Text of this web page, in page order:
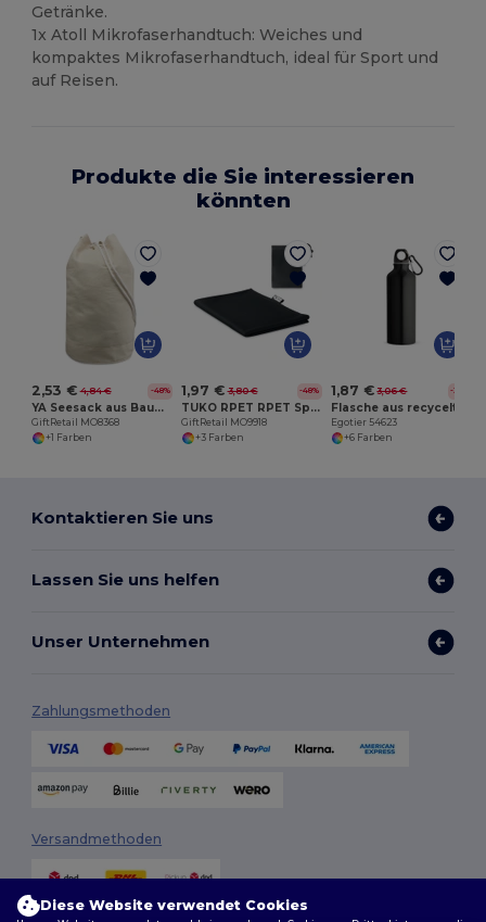
Getränke.
1x Atoll Mikrofaserhandtuch: Weiches und
kompaktes Mikrofaserhandtuch, ideal für Sport und
auf Reisen.
Produkte die Sie interessieren
könnten
2,53 € 4,84 € -48%
YA Seesack aus Baumwolle
GiftRetail MO8368
+1 Farben
1,97 € 3,80 € -48%
TUKO RPET RPET Sporthandtuch aus RPET
GiftRetail MO9918
+3 Farben
1,87 € 3,06 € -39%
Egotier 54623
+6 Farben
Kontaktieren Sie uns
Lassen Sie uns helfen
Unser Unternehmen
Zahlungsmethoden
Versandmethoden
Diese Website verwendet Cookies